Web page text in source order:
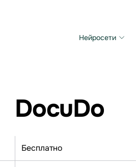
Нейросети
DocuDo
Бесплатно